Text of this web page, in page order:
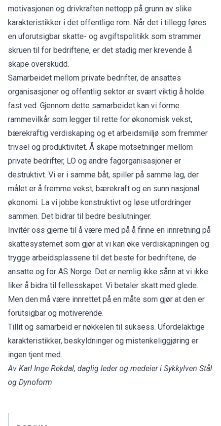
motivasjonen og drivkraften nettopp på grunn av slike
karakteristikker i det offentlige rom. Når det i tillegg føres
en uforutsigbar skatte- og avgiftspolitikk som strammer
skruen til for bedriftene, er det stadig mer krevende å
skape overskudd.
Samarbeidet mellom private bedrifter, de ansattes
organisasjoner og offentlig sektor er svært viktig å holde
fast ved. Gjennom dette samarbeidet kan vi forme
rammevilkår som legger til rette for økonomisk vekst,
bærekraftig verdiskaping og et arbeidsmiljø som fremmer
trivsel og produktivitet. Å skape motsetninger mellom
private bedrifter, LO og andre fagorganisasjoner er
destruktivt. Vi er i samme båt, spiller på samme lag, der
målet er å fremme vekst, bærekraft og en sunn nasjonal
økonomi. La vi jobbe konstruktivt og løse utfordringer
sammen. Det bidrar til bedre beslutninger.
Invitér oss gjerne til å være med på å finne en innretning på
skattesystemet som gjør at vi kan øke verdiskapningen og
trygge arbeidsplassene til det beste for bedriftene, de
ansatte og for AS Norge. Det er nemlig ikke sånn at vi ikke
liker å bidra til fellesskapet. Vi betaler skatt med glede.
Men den må være innrettet på en måte som gjør at den er
forutsigbar og motiverende.
Tillit og samarbeid er nøkkelen til suksess. Ufordelaktige
karakteristikker, beskyldninger og mistenkeliggjøring er
ingen tjent med.
Av Karl Inge Rekdal, daglig leder og medeier i Sykkylven Stål
og Dynoform